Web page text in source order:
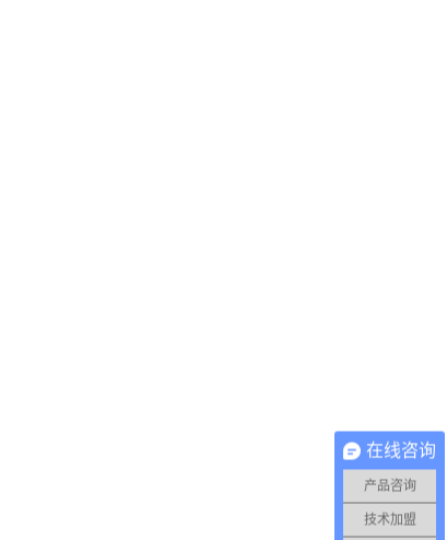
在线咨询
产品咨询
技术加盟